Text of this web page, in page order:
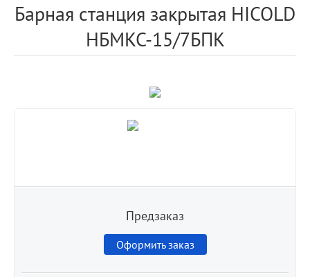
Барная станция закрытая HICOLD
НБМКС-15/7БПК
Предзаказ
Оформить заказ